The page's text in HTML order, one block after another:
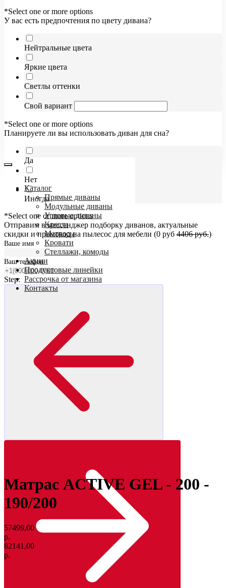
*Select one or more options
У вас есть предпочтения по цвету дивана?
Нейтральные цвета
Яркие цвета
Светлы оттенки
Свой вариант
*Select one or more options
Планируете ли вы использовать диван для сна?
Да
Нет
Иногда
*Select one or more options
Отправим в мессенджер подборку диванов, актуальные
скидки и промокод на пылесос для мебели (0 руб 4406 руб.)
Ваше имя
Ваш телефон
Step:
Каталог
Прямые диваны
Модульные диваны
Угловые диваны
Кресла
Матрасы
Кровати
Стеллажи, комоды
Акции
Продуктовые линейки
Рассрочка от магазина
Контакты
Матрас ACTIVE GEL - 200 -
190/200
57499,00
р.
82141,00
р.